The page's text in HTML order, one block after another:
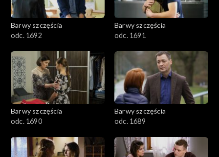
1701–1800
1601–1700
1501–1600
1401–1500
1301–1400
1101–1200
Barwy szczęścia
odc. 1692
Barwy szczęścia
odc. 1691
Barwy szczęścia
odc. 1690
Barwy szczęścia
odc. 1689